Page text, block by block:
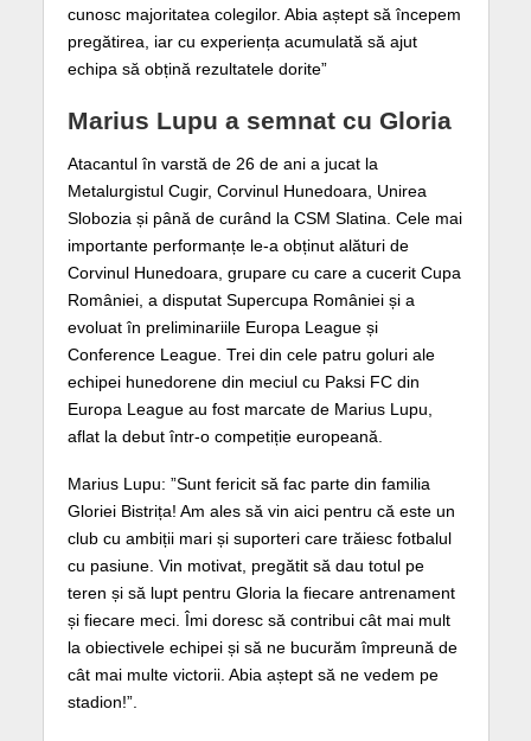
cunosc majoritatea colegilor. Abia aștept să începem
pregătirea, iar cu experiența acumulată să ajut
echipa să obțină rezultatele dorite”
Marius Lupu a semnat cu Gloria
Atacantul în varstă de 26 de ani a jucat la
Metalurgistul Cugir, Corvinul Hunedoara, Unirea
Slobozia și până de curând la CSM Slatina. Cele mai
importante performanțe le-a obținut alături de
Corvinul Hunedoara, grupare cu care a cucerit Cupa
României, a disputat Supercupa României și a
evoluat în preliminariile Europa League și
Conference League. Trei din cele patru goluri ale
echipei hunedorene din meciul cu Paksi FC din
Europa League au fost marcate de Marius Lupu,
aflat la debut într-o competiție europeană.
Marius Lupu: ”Sunt fericit să fac parte din familia
Gloriei Bistrița! Am ales să vin aici pentru că este un
club cu ambiții mari și suporteri care trăiesc fotbalul
cu pasiune. Vin motivat, pregătit să dau totul pe
teren și să lupt pentru Gloria la fiecare antrenament
și fiecare meci. Îmi doresc să contribui cât mai mult
la obiectivele echipei și să ne bucurăm împreună de
cât mai multe victorii. Abia aștept să ne vedem pe
stadion!”.